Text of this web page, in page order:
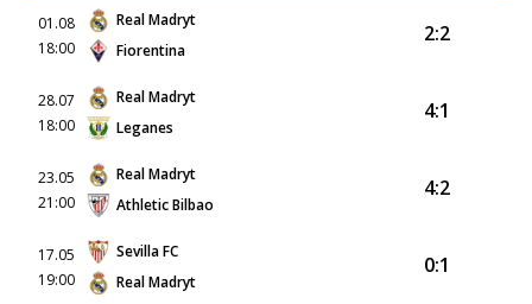
01.08
18:00
Real Madryt
Fiorentina
2:2
28.07
18:00
Real Madryt
Leganes
4:1
23.05
21:00
Real Madryt
Athletic Bilbao
4:2
17.05
19:00
Sevilla FC
Real Madryt
0:1